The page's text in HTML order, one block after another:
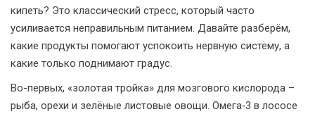
кипеть? Это классический стресс, который часто
усиливается неправильным питанием. Давайте разберём,
какие продукты помогают успокоить нервную систему, а
какие только поднимают градус.
Во-первых, «золотая тройка» для мозгового кислорода –
рыба, орехи и зелёные листовые овощи. Омега‑3 в лососе